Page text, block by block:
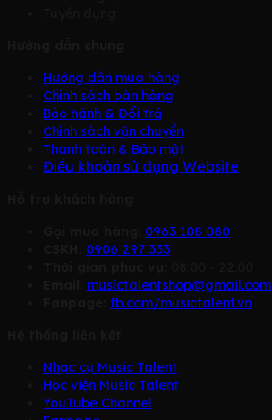
Hướng dẫn mua hàng
Chính sách bàn hàng
Bảo hành & Đổi trả
Chính sách vận chuyển
Thanh toán & Bảo mật
Điều khoản sử dụng Website
0963 108 080
0906 297 333
musictalentshop@gmail.com
fb.com/musictalent.vn
Nhạc cụ Music Talent
Học viện Music Talent
YouTube Channel